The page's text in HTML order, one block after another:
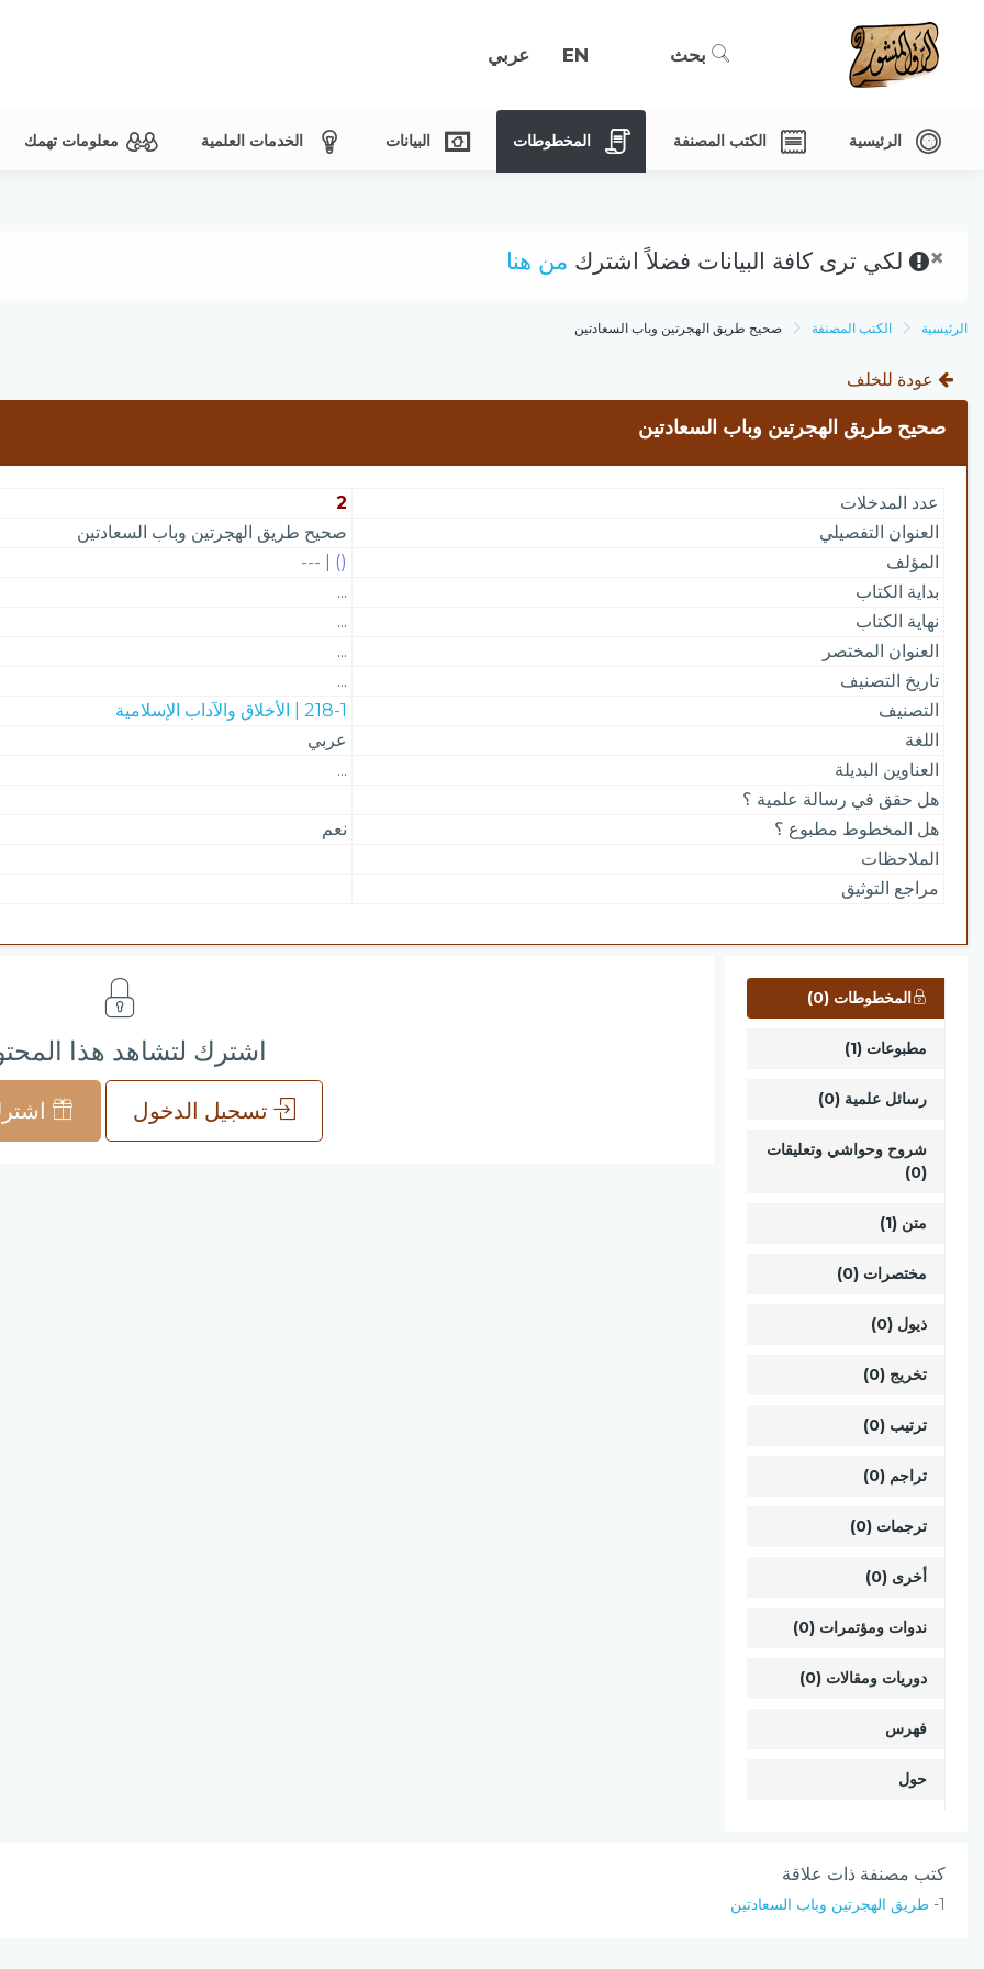
بحث EN عربي
الرئيسية الكتب المصنفة المخطوطات البيانات الخدمات العلمية معلومات تهمك
× لكي ترى كافة البيانات فضلاً اشترك من هنا
الرئيسية الكتب المصنفة صحيح طريق الهجرتين وباب السعادتين
عودة للخلف
صحيح طريق الهجرتين وباب السعادتين
عدد المدخلات
2
العنوان التفصيلي
صحيح طريق الهجرتين وباب السعادتين
المؤلف
() | ---
بداية الكتاب
...
نهاية الكتاب
...
العنوان المختصر
...
تاريخ التصنيف
...
التصنيف
218-1 | الأخلاق والآداب الإسلامية
اللغة
عربي
العناوين البديلة
...
هل حقق في رسالة علمية ؟
هل المخطوط مطبوع ؟
نعم
الملاحظات
مراجع التوثيق
المخطوطات (0)
مطبوعات (1)
رسائل علمية (0)
شروح وحواشي وتعليقات
(0)
متن (1)
مختصرات (0)
ذيول (0)
تخريج (0)
ترتيب (0)
تراجم (0)
ترجمات (0)
أخرى (0)
ندوات ومؤتمرات (0)
دوريات ومقالات (0)
فهرس
حول
اشترك لتشاهد هذا
تسجيل الدخول
كتب مصنفة ذات علاقة
1- طريق الهجرتين وباب السعادتين